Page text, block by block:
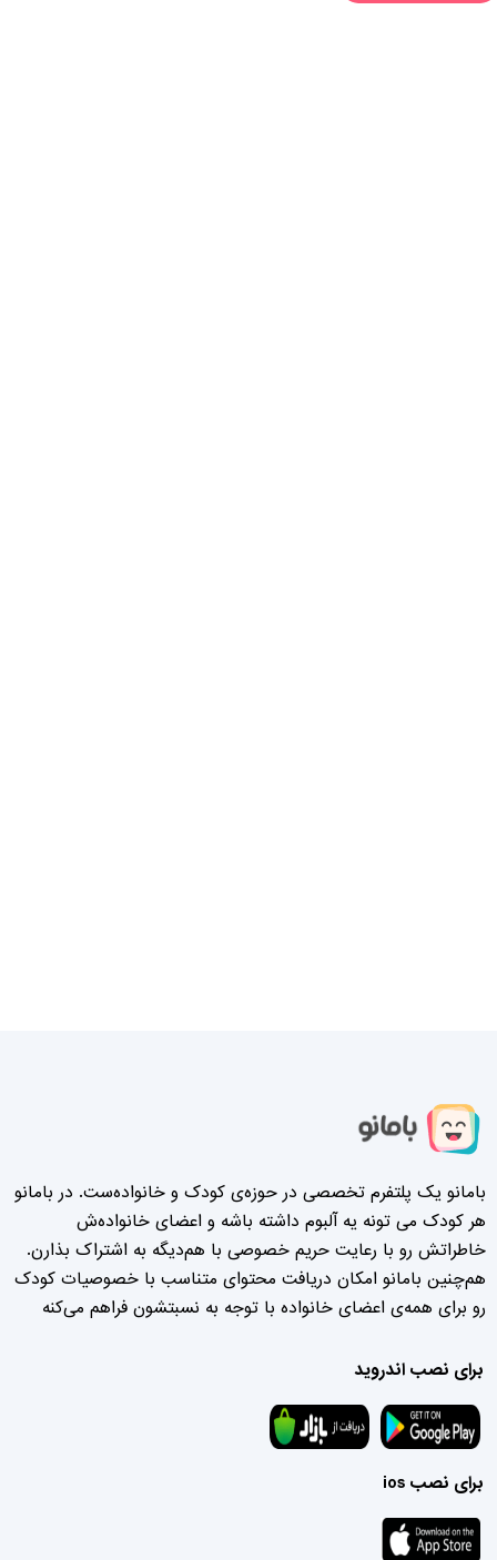
بامانو یک پلتفرم تخصصی در حوزه‌ی کودک و خانواده‌ست. در بامانو
هر کودک می تونه یه آلبوم داشته باشه و اعضای خانواده‌ش
خاطراتش رو با رعایت حریم خصوصی با هم‌دیگه به اشتراک بذارن.
هم‌چنین بامانو امکان دریافت محتوای متناسب با خصوصیات کودک
رو برای همه‌ی اعضای خانواده با توجه به نسبتشون فراهم می‌کنه
برای نصب اندروید
برای نصب ios